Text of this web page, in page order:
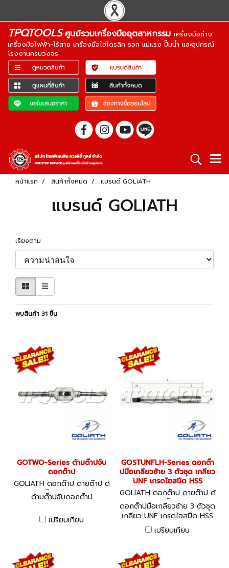
TPQTOOLSศูนย์รวมเครื่องมืออุตสาหกรรม เครื่องมือช่าง
เครื่องมือไฟฟ้า-ไร้สาย เครื่องมือไฮโดรลิค รอก แม่แรง ปั๊มน้ำ และอุปกรณ์
โรงงานครบวงจร
หน้าแรก สินค้าทั้งหมด แบรนด์ GOLIATH
แบรนด์ GOLIATH
เรียงตาม
พบสินค้า 31 ชิ้น
GOTWO-Series ด้ามต๊าปจับ
ดอกต๊าป
GOLIATH ดอกต๊าป ดายต๊าป ด้
ามต๊าป GOTWO
ด้ามต๊าปจับดอกต๊าป
เปรียบเทียบ
GOSTUNFLH-Series ดอกต๊า
ปมือเกลียวซ้าย 3 ตัวชุด เกลียว
UNF เกรดไฮสปีด HSS
GOLIATH ดอกต๊าป ดายต๊าป ด้
ามต๊าป
ดอกต๊าปมือเกลียวซ้าย 3 ตัวชุด
เกลียว UNF เกรดไฮสปีด HSS
เปรียบเทียบ